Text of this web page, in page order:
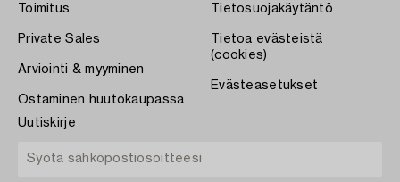
Toimitus
Private Sales
Arviointi & myyminen
Ostaminen huutokaupassa
Tietosuojakäytäntö
Tietoa evästeistä
(cookies)
Evästeasetukset
Uutiskirje